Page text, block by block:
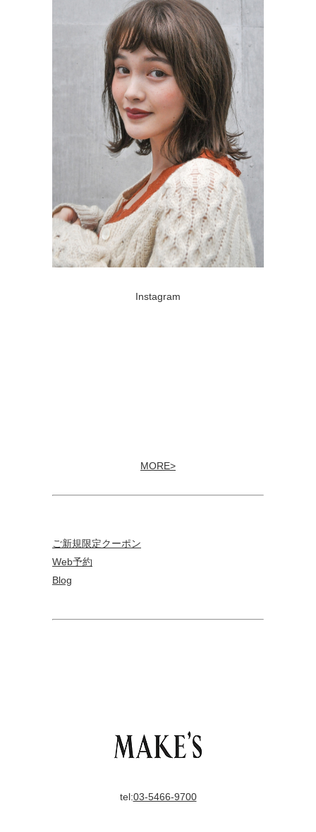
Instagram
MORE>
ご新規限定クーポン
Web予約
Blog
tel:03-5466-9700